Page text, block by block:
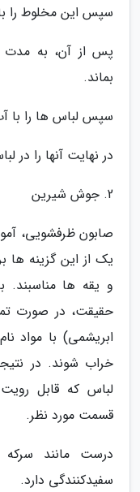
سپس این مخلوط را
بماند.
سپس لباس ها را با
در نهایت آنها را در
2. جوش شیرین
صابون ظرفشویی،
یک از این گزینه ها
و یقه ها مناسبند.
حقیقت، در صورت
ابریشمی) با مواد
خراب شوند. در
لباس که قابل
قسمت مورد نظر.
درست مانند
سفیدکنندگی دارد.